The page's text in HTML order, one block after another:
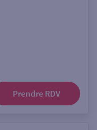
Prendre RDV